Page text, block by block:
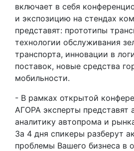
включает в себя
и экспозицию на стендах
представят: прототипы
технологии обслуживания
транспорта, инновации в
поставок, новые средства
мобильности.
- В рамках открытой
АГОРА эксперты представят
аналитику автопрома и
За 4 дня спикеры разберут
проблемы Вашего бизнеса в